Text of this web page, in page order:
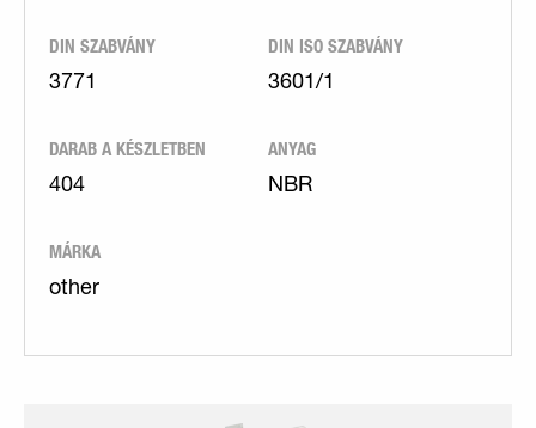
DIN SZABVÁNY
3771
DIN ISO SZABVÁNY
3601/1
DARAB A KÉSZLETBEN
404
ANYAG
NBR
MÁRKA
other